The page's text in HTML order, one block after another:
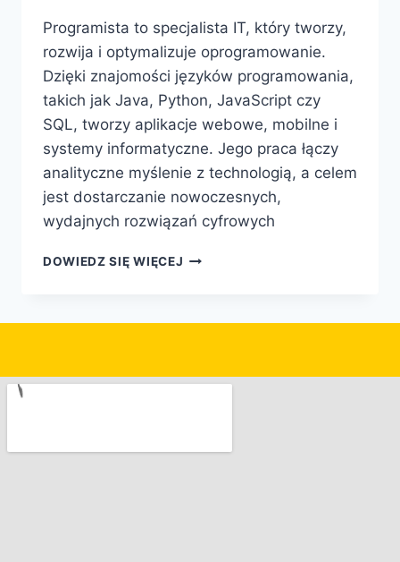
Programista to specjalista IT, który tworzy,
rozwija i optymalizuje oprogramowanie.
Dzięki znajomości języków programowania,
takich jak Java, Python, JavaScript czy
SQL, tworzy aplikacje webowe, mobilne i
systemy informatyczne. Jego praca łączy
analityczne myślenie z technologią, a celem
jest dostarczanie nowoczesnych,
wydajnych rozwiązań cyfrowych
DOWIEDZ SIĘ WIĘCEJ